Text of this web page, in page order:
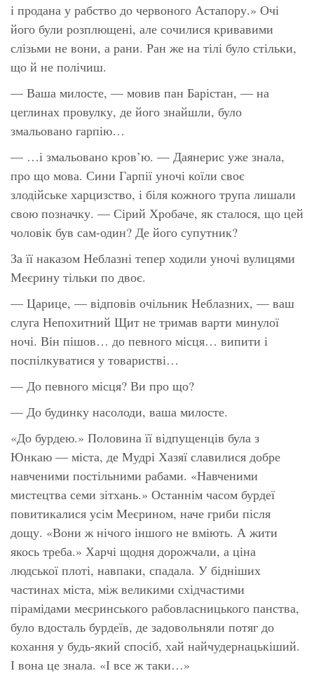
і продана у рабство до червоного Астапору.» Очі
його були розплющені, але сочилися кривавими
слізьми не вони, а рани. Ран же на тілі було стільки,
що й не полічиш.
— Ваша милосте, — мовив пан Барістан, — на
цеглинах провулку, де його знайшли, було
змальовано гарпію…
— …і змальовано кров’ю. — Даянерис уже знала,
про що мова. Сини Гарпії уночі коїли своє
злодійське харцизство, і біля кожного трупа лишали
свою позначку. — Сірий Хробаче, як сталося, що цей
чоловік був сам-один? Де його супутник?
За її наказом Неблазні тепер ходили уночі вулицями
Меєрину тільки по двоє.
— Царице, — відповів очільник Неблазних, — ваш
слуга Непохитний Щит не тримав варти минулої
ночі. Він пішов… до певного місця… випити і
поспілкуватися у товаристві…
— До певного місця? Ви про що?
— До будинку насолоди, ваша милосте.
«До бурдею.» Половина її відпущенців була з
Юнкаю — міста, де Мудрі Хазяї славилися добре
навченими постільними рабами. «Навченими
мистецтва семи зітхань.» Останнім часом бурдеї
повитикалися усім Меєрином, наче гриби після
дощу. «Вони ж нічого іншого не вміють. А жити
якось треба.» Харчі щодня дорожчали, а ціна
людської плоті, навпаки, спадала. У бідніших
частинах міста, між великими східчастими
пірамідами меєринського рабовласницького панства,
було вдосталь бурдеїв, де задовольняли потяг до
кохання у будь-який спосіб, хай найчудернацькіший.
І вона це знала. «І все ж таки…»